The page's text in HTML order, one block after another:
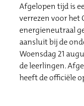
Afgelopen tijd is
verrezen voor het
energieneutraal
aansluit bij de
Woensdag 21
de leerlingen.
heeft de officiële